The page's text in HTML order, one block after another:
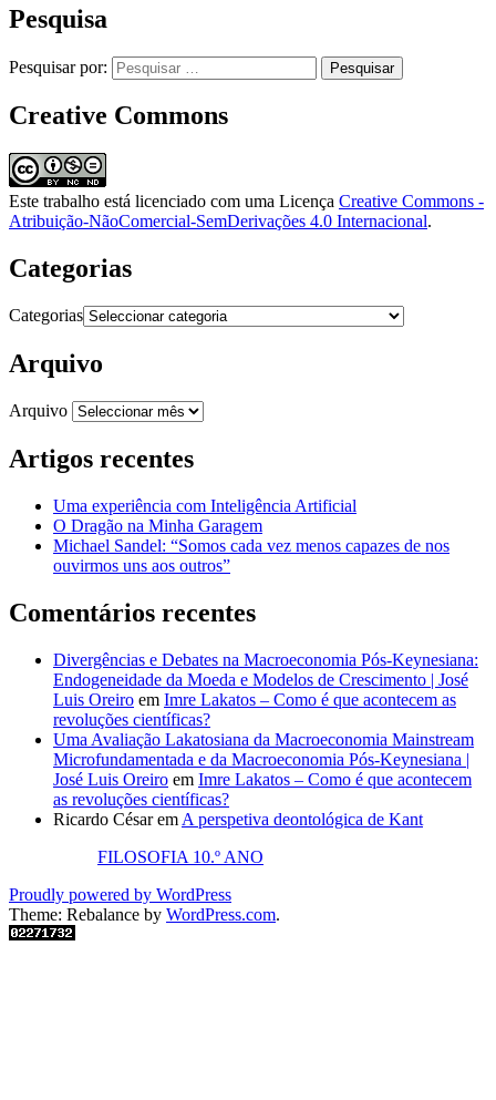
Pesquisa
Pesquisar por:
Creative Commons
Este trabalho está licenciado com uma Licença Creative Commons -
Atribuição-NãoComercial-SemDerivações 4.0 Internacional.
Categorias
Categorias
Arquivo
Arquivo
Artigos recentes
Uma experiência com Inteligência Artificial
O Dragão na Minha Garagem
Michael Sandel: “Somos cada vez menos capazes de nos
ouvirmos uns aos outros”
Comentários recentes
Divergências e Debates na Macroeconomia Pós-Keynesiana:
Endogeneidade da Moeda e Modelos de Crescimento | José
Luis Oreiro em Imre Lakatos – Como é que acontecem as
revoluções científicas?
Uma Avaliação Lakatosiana da Macroeconomia Mainstream
Microfundamentada e da Macroeconomia Pós-Keynesiana |
José Luis Oreiro em Imre Lakatos – Como é que acontecem
as revoluções científicas?
Ricardo Césarem A perspetiva deontológica de Kant
FILOSOFIA 10.º ANO
Proudly powered by WordPress
Theme: Rebalance by WordPress.com.